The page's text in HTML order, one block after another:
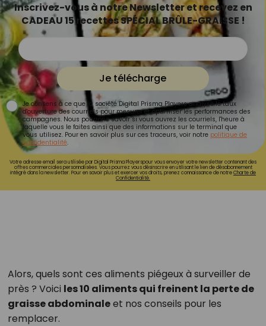
Inscrivez-vous à notre Newsletter et recevez en
CADEAU 15 recettes SPÉCIAL BRÛLE-GRAISSE !
Je télécharge
Je consens à ce que la société Digital Prisma Players analyse le taux
d'ouverture des courriels pour mesurer et optimiser les performances des
campagnes. Nous pourrons savoir si vous ouvrez les courriels, l'heure à
laquelle vous le faites ainsi que des informations sur le terminal que
vous utilisez. Pour en savoir plus sur ces traceurs, voir notre politique de
confidentialité.
Votre adresse email sera utilisée par Digital Prisma Playerspour vous envoyer votre newsletter contenant des
offres commerciales personnalisées. Vous pourrez vous désinscrire en utilisant le lien de désabonnement
intégré dans la newsletter. Pour en savoir plus et exercer vos droits, prenez connaissance de notreCharte de
Confidentialité.
Alors, quels sont ces aliments piégeux à surveiller de
près ? Voici les 10 aliments qui freinent la perte de
graisse abdominaleet nos conseils pour les
remplacer.